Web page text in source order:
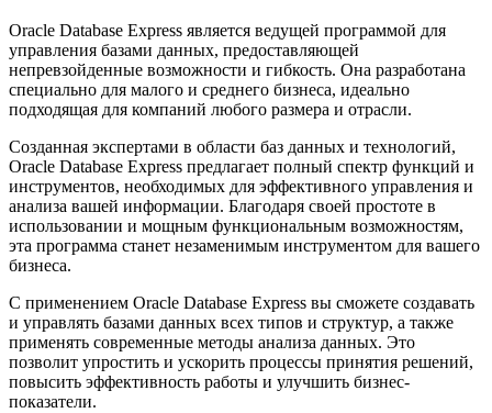
Oracle Database Express является ведущей программой для
управления базами данных, предоставляющей
непревзойденные возможности и гибкость. Она разработана
специально для малого и среднего бизнеса, идеально
подходящая для компаний любого размера и отрасли.
Созданная экспертами в области баз данных и технологий,
Oracle Database Express предлагает полный спектр функций и
инструментов, необходимых для эффективного управления и
анализа вашей информации. Благодаря своей простоте в
использовании и мощным функциональным возможностям,
эта программа станет незаменимым инструментом для вашего
бизнеса.
С применением Oracle Database Express вы сможете создавать
и управлять базами данных всех типов и структур, а также
применять современные методы анализа данных. Это
позволит упростить и ускорить процессы принятия решений,
повысить эффективность работы и улучшить бизнес-
показатели.